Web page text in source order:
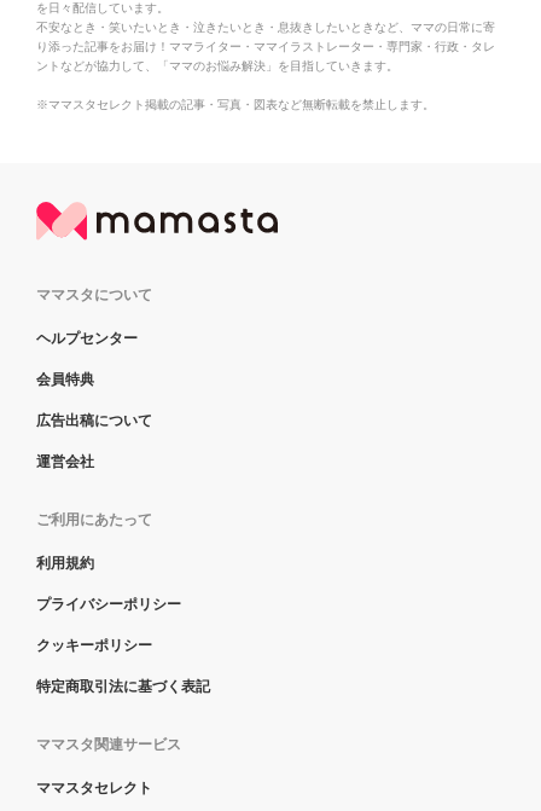
を日々配信しています。
不安なとき・笑いたいとき・泣きたいとき・息抜きしたいときなど、ママの日常に寄
り添った記事をお届け！ママライター・ママイラストレーター・専門家・行政・タレ
ントなどが協力して、「ママのお悩み解決」を目指していきます。
※ママスタセレクト掲載の記事・写真・図表など無断転載を禁止します。
ママスタについて
ヘルプセンター
会員特典
広告出稿について
運営会社
ご利用にあたって
利用規約
プライバシーポリシー
クッキーポリシー
特定商取引法に基づく表記
ママスタ関連サービス
ママスタセレクト